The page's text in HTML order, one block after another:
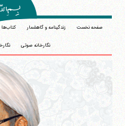
صفحه نخست زندگینامه و گاهشمار کتاب‌ها
نگارخانه صوتی